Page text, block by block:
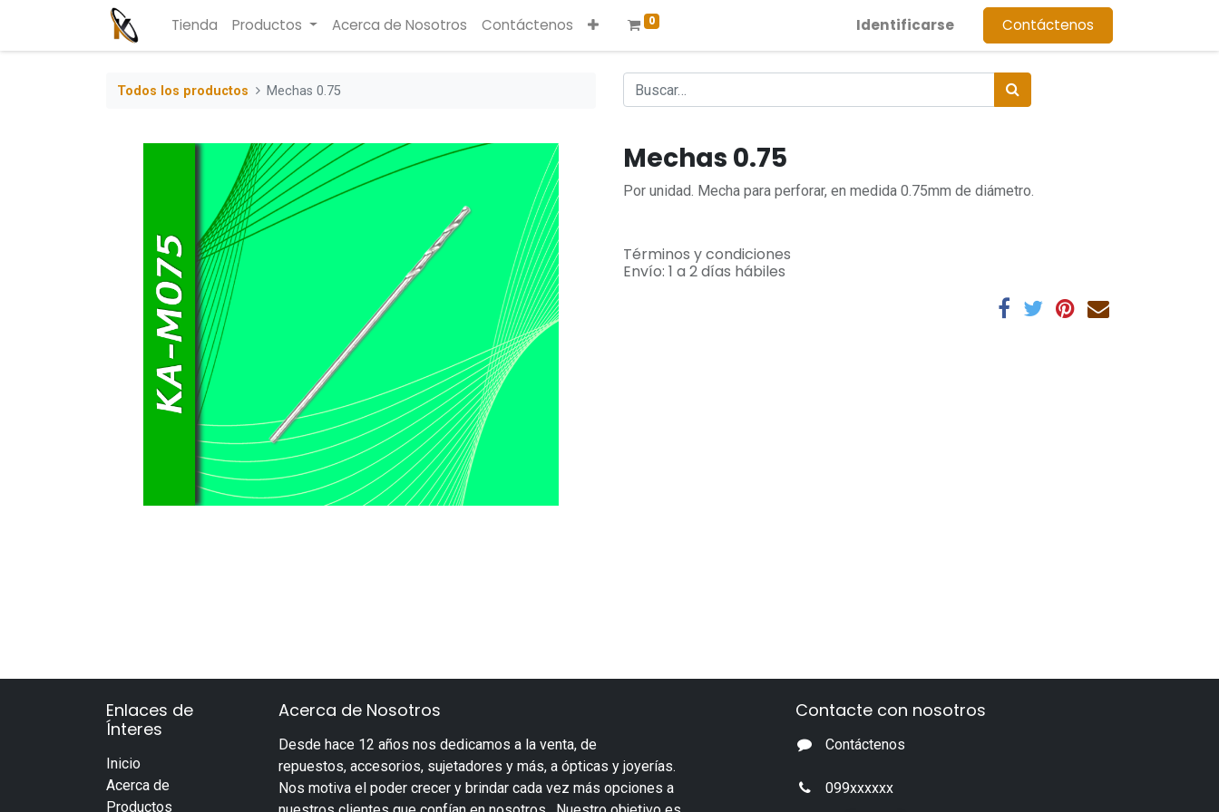
Tienda Productos Acerca de Nosotros Contáctenos 0 Identificarse Contáctenos
Todos los productos Mechas 0.75
Mechas 0.75
Por unidad. Mecha para perforar, en medida 0.75mm de diámetro.
Términos y condiciones
Envío: 1 a 2 días hábiles
Enlaces de
Ínteres
Inicio
Acerca de
Productos
Acerca de Nosotros
Desde hace 12 años nos dedicamos a la venta, de
repuestos, accesorios, sujetadores y más, a ópticas y joyerías.
Nos motiva el poder crecer y brindar cada vez más opciones a
Contacte con nosotros
Contáctenos
099xxxxxx